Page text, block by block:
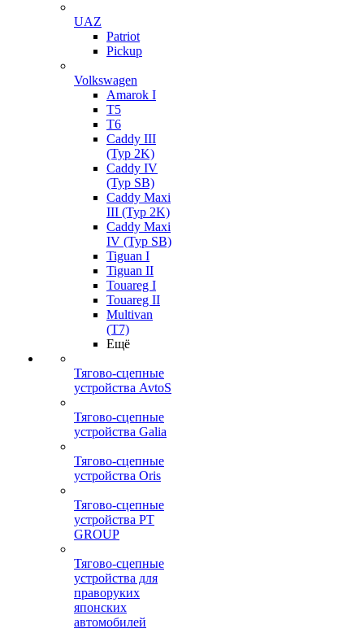
UAZ
Patriot
Pickup
Volkswagen
Amarok I
T5
T6
Caddy III
(Typ 2K)
Caddy IV
(Typ SB)
Caddy Maxi
III (Typ 2K)
Caddy Maxi
IV (Typ SB)
Tiguan I
Tiguan II
Touareg I
Touareg II
Multivan
(T7)
Ещё
Тягово-сцепные
устройства AvtoS
Тягово-сцепные
устройства Galia
Тягово-сцепные
устройства Oris
Тягово-сцепные
устройства PT
GROUP
Тягово-сцепные
устройства для
праворуких
японских
автомобилей